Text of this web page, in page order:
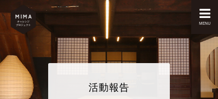
MENU
活動報告